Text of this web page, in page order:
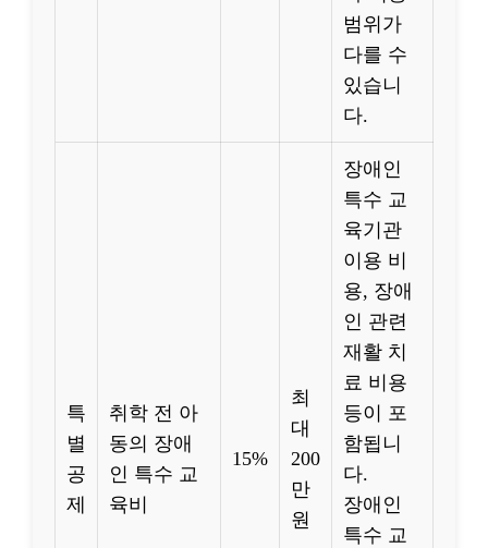
범위가
다를 수
있습니
다.
특
별
공
제
취학 전 아
동의 장애
인 특수 교
육비
15%
최
대
200
만
원
장애인
특수 교
육기관
이용 비
용, 장애
인 관련
재활 치
료 비용
등이 포
함됩니
다.
장애인
특수 교